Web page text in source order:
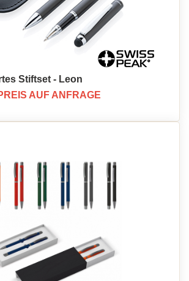
Stiftset - Leon
AUF ANFRAGE